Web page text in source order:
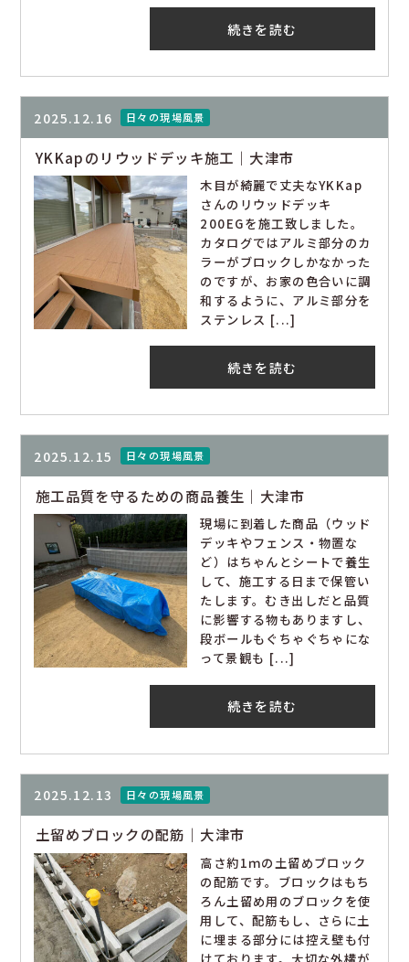
続きを読む
2025.12.16 日々の現場風景
YKKapのリウッドデッキ施工｜大津市
木目が綺麗で丈夫なYKKap
さんのリウッドデッキ
200EGを施工致しました。
カタログではアルミ部分のカ
ラーがブロックしかなかった
のですが、お家の色合いに調
和するように、アルミ部分を
ステンレス [...]
続きを読む
2025.12.15 日々の現場風景
施工品質を守るための商品養生｜大津市
現場に到着した商品（ウッド
デッキやフェンス・物置な
ど）はちゃんとシートで養生
して、施工する日まで保管い
たします。むき出しだと品質
に影響する物もありますし、
段ボールもぐちゃぐちゃにな
って景観も [...]
続きを読む
2025.12.13 日々の現場風景
土留めブロックの配筋｜大津市
高さ約1ｍの土留めブロック
の配筋です。ブロックはもち
ろん土留め用のブロックを使
用して、配筋もし、さらに土
に埋まる部分には控え壁も付
けております。大切な外構が